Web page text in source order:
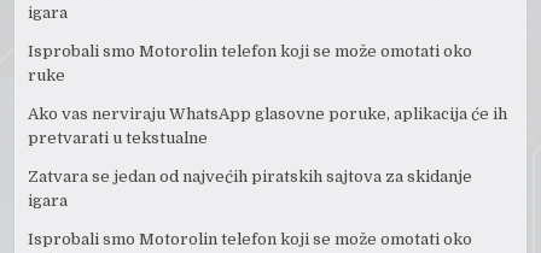
igara
Isprobali smo Motorolin telefon koji se može omotati oko
ruke
Ako vas nerviraju WhatsApp glasovne poruke, aplikacija će ih
pretvarati u tekstualne
Zatvara se jedan od najvećih piratskih sajtova za skidanje
igara
Isprobali smo Motorolin telefon koji se može omotati oko